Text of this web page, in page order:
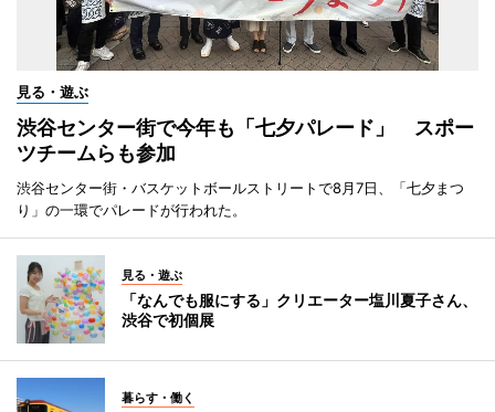
見る・遊ぶ
渋谷センター街で今年も「七夕パレード」 スポー
ツチームらも参加
渋谷センター街・バスケットボールストリートで8月7日、「七夕まつ
り」の一環でパレードが行われた。
見る・遊ぶ
「なんでも服にする」クリエーター塩川夏子さん、
渋谷で初個展
暮らす・働く